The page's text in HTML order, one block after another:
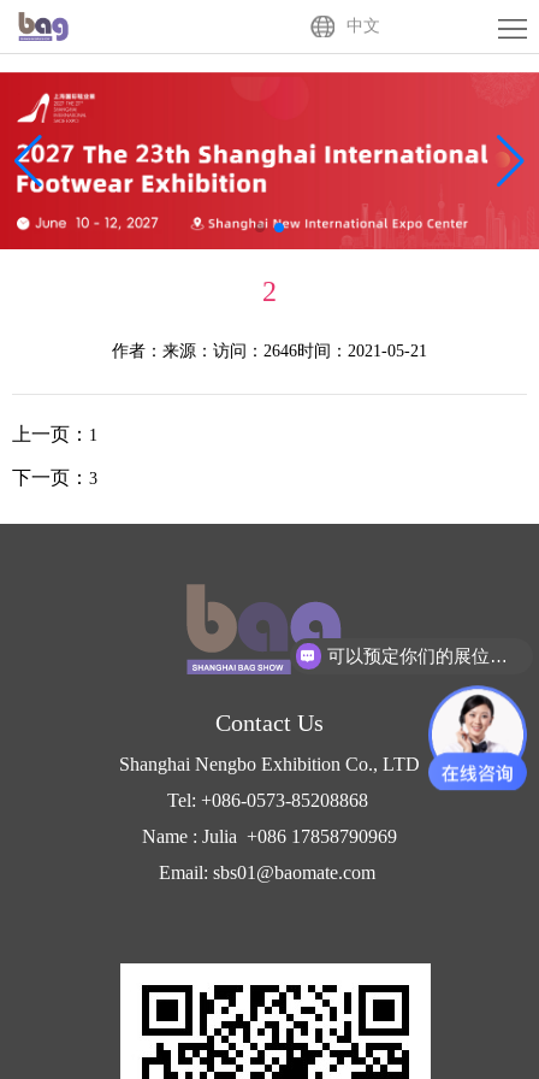
中文
Home
Exhibitor
Buyer
Activities
文
2
作者： 来源： 访问：2646时间：2021-05-21
上一页： 1
下一页： 3
Contact Us
Shanghai Nengbo Exhibition Co., LTD
Tel: +086-0573-85208868
Name : Julia +086 17858790969
Email: sbs01@baomate.com
可以预定你们的展位吗？